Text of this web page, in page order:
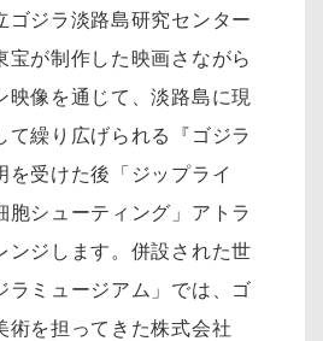
ゴジラ淡路島研究センター
宝が制作した映画さながら
映像を通じて、淡路島に現
て繰り広げられる『ゴジラ
を受けた後「ジップライ
胞シューティング」アトラ
ンジします。併設された世
ラミュージアム」では、ゴ
術を担ってきた株式会社